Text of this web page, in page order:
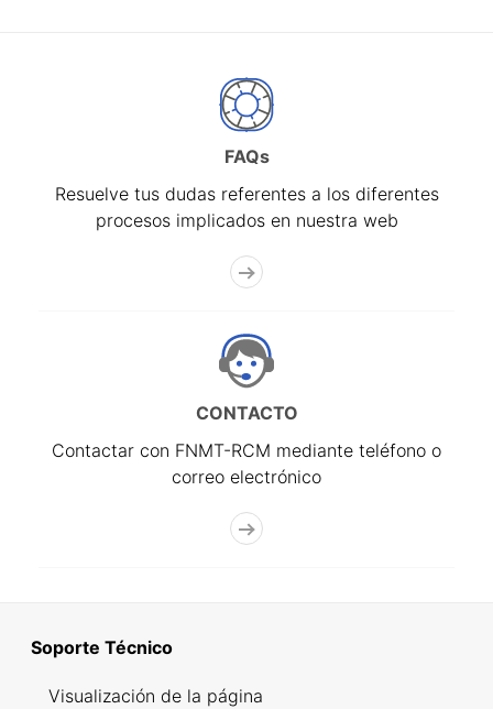
FAQs
Resuelve tus dudas referentes a los diferentes
procesos implicados en nuestra web
CONTACTO
Contactar con FNMT-RCM mediante teléfono o
correo electrónico
Soporte Técnico
Visualización de la página